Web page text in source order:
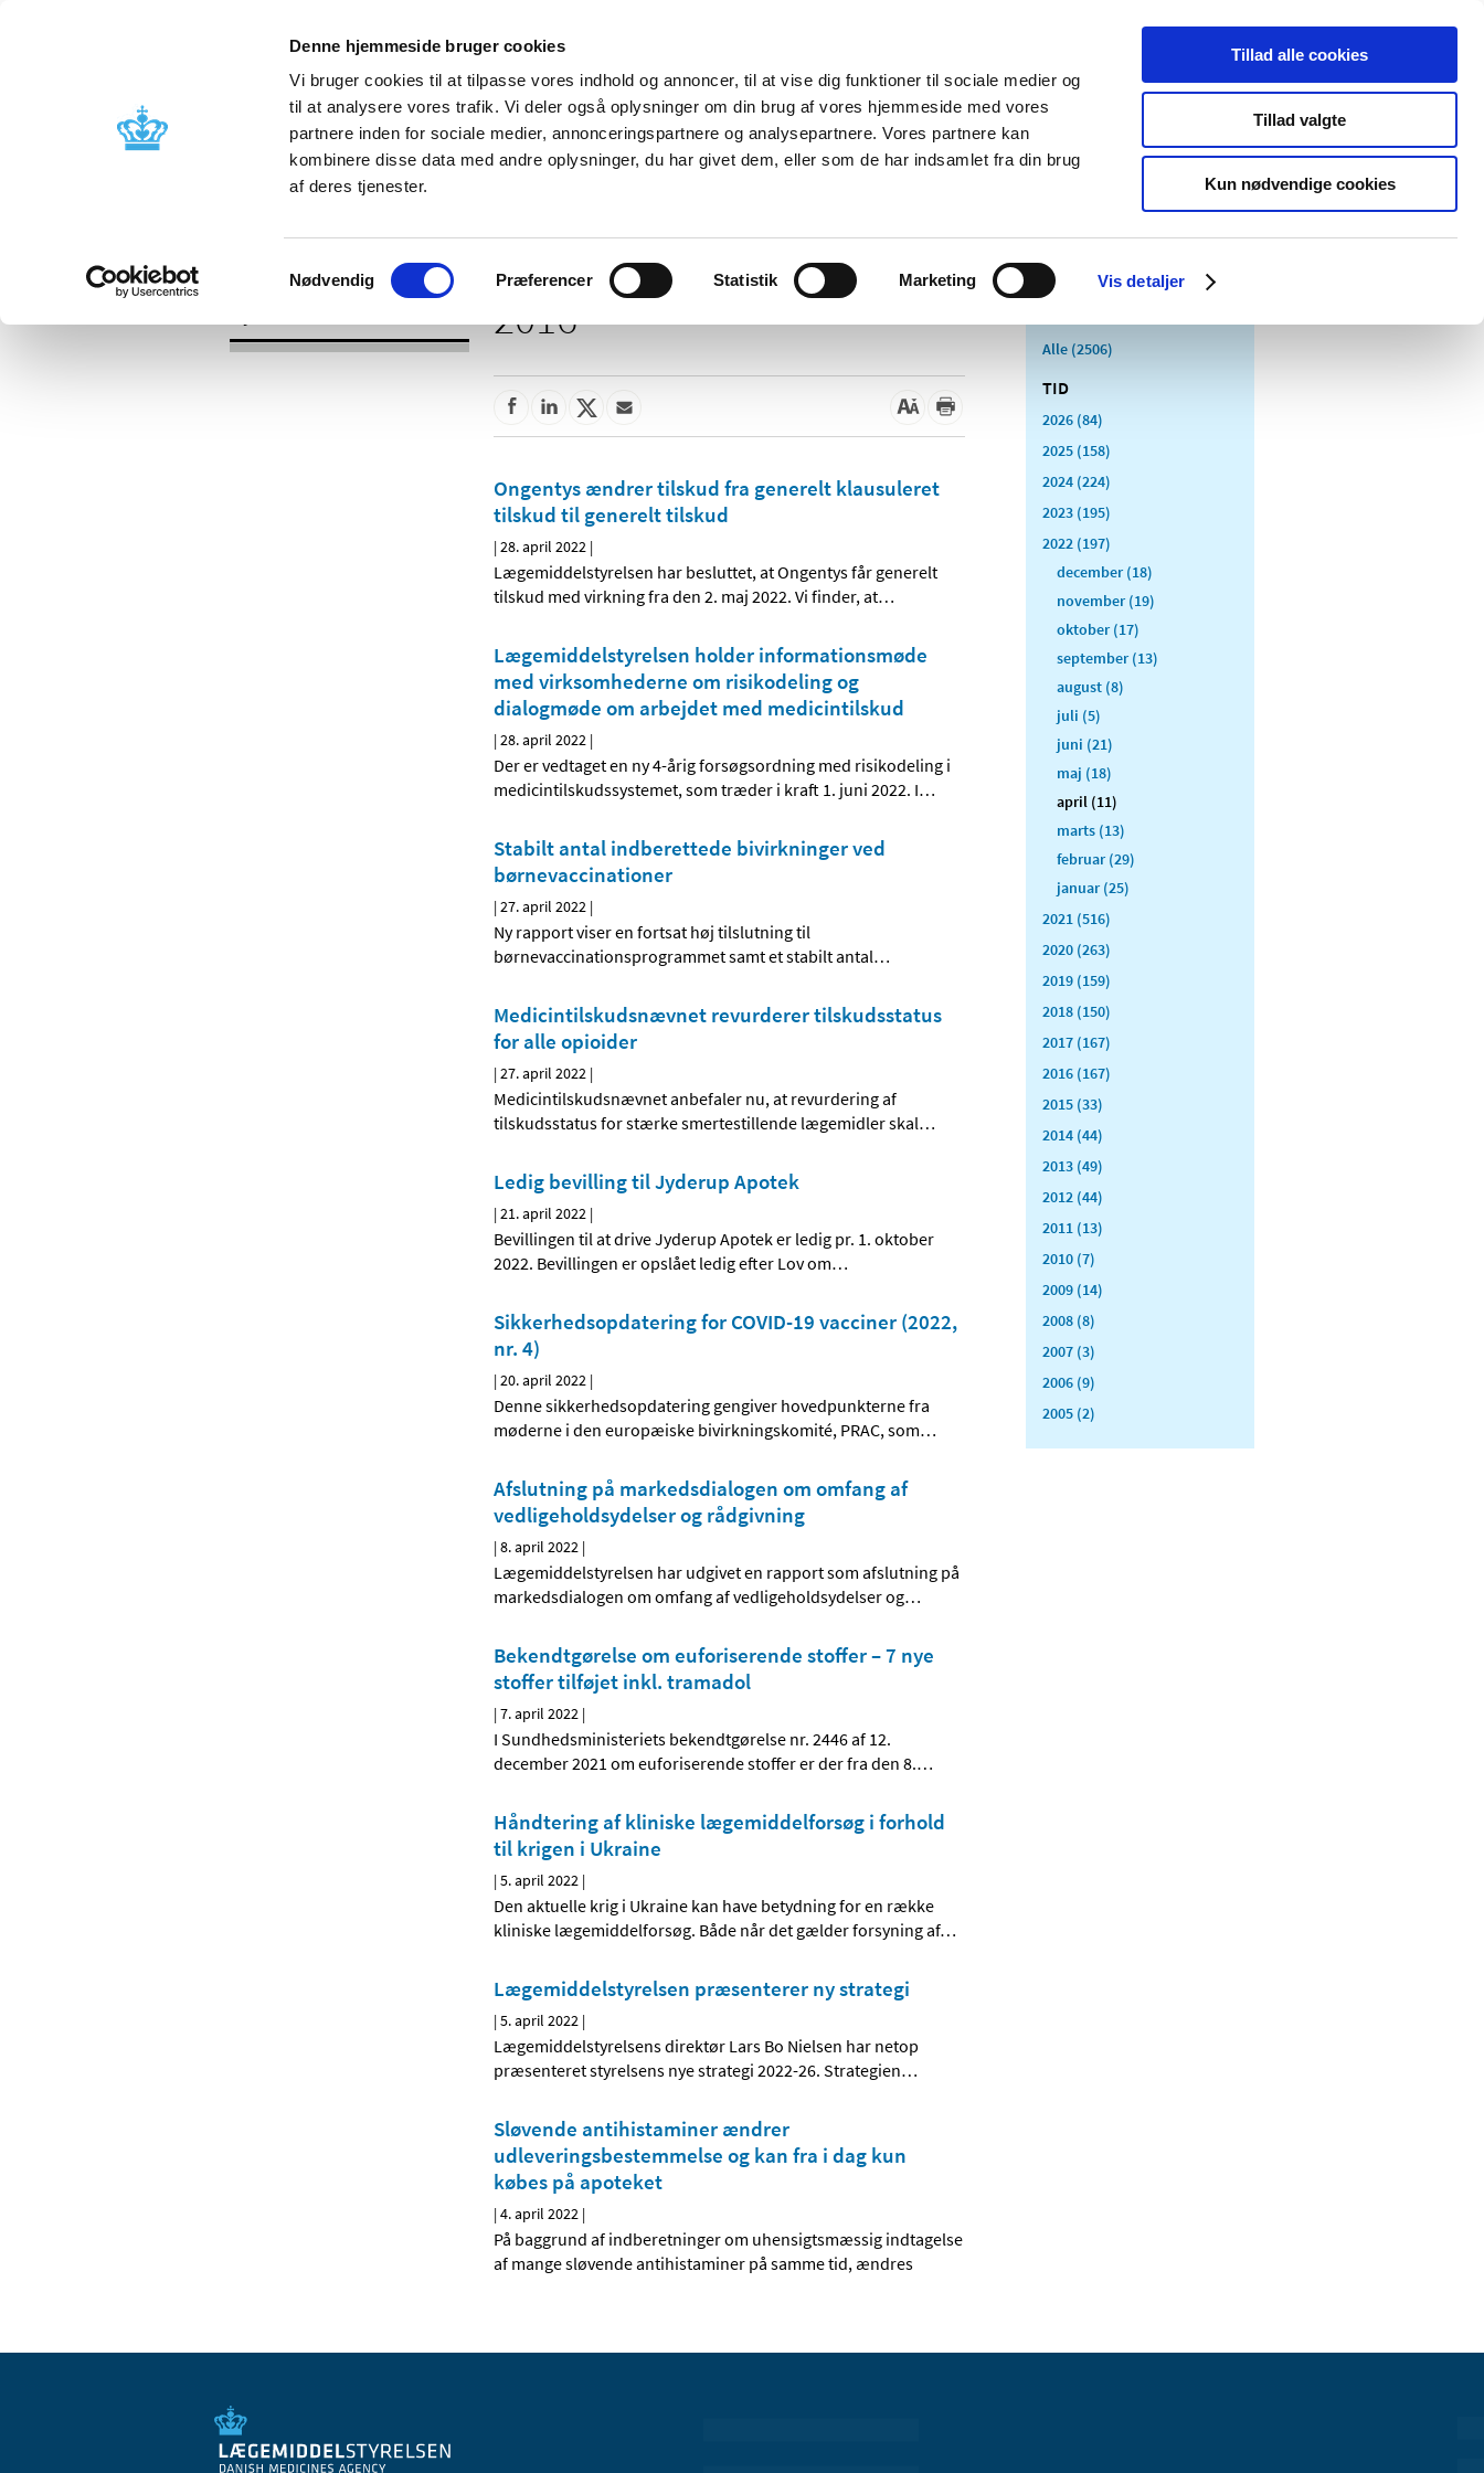
Denne hjemmeside bruger cookies
Vi bruger cookies til at tilpasse vores indhold og annoncer, til at vise dig funktioner til sociale medier og
til at analysere vores trafik. Vi deler også oplysninger om din brug af vores hjemmeside med vores
partnere inden for sociale medier, annonceringspartnere og analysepartnere. Vores partnere kan
kombinere disse data med andre oplysninger, du har givet dem, eller som de har indsamlet fra din brug
af deres tjenester.
Samtykkevalg
Nødvendig Præferencer Statistik Marketing Vis detaljer
Tillad alle cookies
Tillad valgte
Kun nødvendige cookies
Nyheder Om os Kontakt Udgivelser
Godkendelse og
Bivirkninger og
produktinformation
Tilskud og
Apoteker og salg af
Medicinsk
Særlige
produktområder
2016
Ongentys ændrer tilskud fra generelt klausuleret
tilskud til generelt tilskud
|28. april 2022 |
Lægemiddelstyrelsen har besluttet, at Ongentys får generelt
tilskud med virkning fra den 2. maj 2022. Vi finder, at…
Lægemiddelstyrelsen holder informationsmøde
med virksomhederne om risikodeling og
dialogmøde om arbejdet med medicintilskud
|28. april 2022 |
Der er vedtaget en ny 4-årig forsøgsordning med risikodeling i
medicintilskudssystemet, som træder i kraft 1. juni 2022. I…
Stabilt antal indberettede bivirkninger ved
børnevaccinationer
|27. april 2022 |
Ny rapport viser en fortsat høj tilslutning til
børnevaccinationsprogrammet samt et stabilt antal…
Medicintilskudsnævnet revurderer tilskudsstatus
for alle opioider
|27. april 2022 |
Medicintilskudsnævnet anbefaler nu, at revurdering af
tilskudsstatus for stærke smertestillende lægemidler skal…
Ledig bevilling til Jyderup Apotek
|21. april 2022 |
Bevillingen til at drive Jyderup Apotek er ledig pr. 1. oktober
2022. Bevillingen er opslået ledig efter Lov om…
Sikkerhedsopdatering for COVID-19 vacciner (2022,
nr. 4)
|20. april 2022 |
Denne sikkerhedsopdatering gengiver hovedpunkterne fra
møderne i den europæiske bivirkningskomité, PRAC, som…
Afslutning på markedsdialogen om omfang af
vedligeholdsydelser og rådgivning
|8. april 2022 |
Lægemiddelstyrelsen har udgivet en rapport som afslutning på
markedsdialogen om omfang af vedligeholdsydelser og…
Bekendtgørelse om euforiserende stoffer – 7 nye
stoffer tilføjet inkl. tramadol
|7. april 2022 |
I Sundhedsministeriets bekendtgørelse nr. 2446 af 12.
december 2021 om euforiserende stoffer er der fra den 8.…
Håndtering af kliniske lægemiddelforsøg i forhold
til krigen i Ukraine
|5. april 2022 |
Den aktuelle krig i Ukraine kan have betydning for en række
kliniske lægemiddelforsøg. Både når det gælder forsyning af…
Lægemiddelstyrelsen præsenterer ny strategi
|5. april 2022 |
Lægemiddelstyrelsens direktør Lars Bo Nielsen har netop
præsenteret styrelsens nye strategi 2022-26. Strategien…
Sløvende antihistaminer ændrer
udleveringsbestemmelse og kan fra i dag kun
købes på apoteket
|4. april 2022 |
På baggrund af indberetninger om uhensigtsmæssig indtagelse
af mange sløvende antihistaminer på samme tid, ændres
Alle (2506)
TID
2026 (84)
2025 (158)
2024 (224)
2023 (195)
2022 (197)
december (18)
november (19)
oktober (17)
september (13)
august (8)
juli (5)
juni (21)
maj (18)
april (11)
marts (13)
februar (29)
januar (25)
2021 (516)
2020 (263)
2019 (159)
2018 (150)
2017 (167)
2016 (167)
2015 (33)
2014 (44)
2013 (49)
2012 (44)
2011 (13)
2010 (7)
2009 (14)
2008 (8)
2007 (3)
2006 (9)
2005 (2)